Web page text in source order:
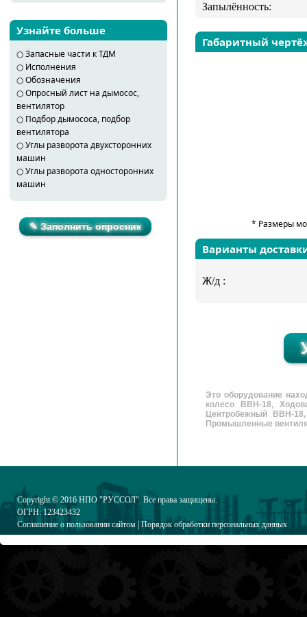
Узнайте больше
○Запасные части к ТДМ
○ Исполнения
○Обозначения
○Опросный лист на дымосос,
вентилятор
○ Подбор дымососа, подбор
вентилятора
○Углы разворота двухсторонних
машин
○Углы разворота односторонних
машин
✎ Заполнить опросник
Запылённость:
Габаритный
* Размеры
Варианты
Ж/д :
Это оборудование
колесо ВВН-18,
Центробежный ВВН-
Промышленные
Copyright © 2016 НПО "РУССОЛ". Все права защищены.
ОГРН: 123423432
Соглашение о пользовании сайтом Порядок обработки персональных данных